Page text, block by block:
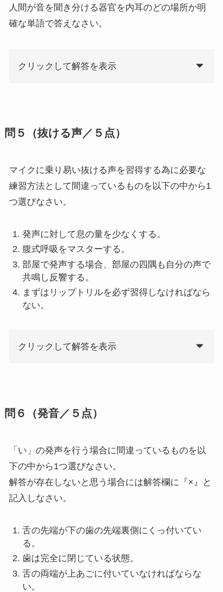
人間が音を聞き分ける器官を内耳のどの場所か明
確な単語で答えなさい。
クリックして解答を表示
問５（抜ける声／５点）
マイクに乗り易い抜ける声を習得する為に必要な
練習方法として間違っているものを以下の中から1
つ選びなさい。
発声に対して息の量を少なくする。
腹式呼吸をマスターする。
部屋で発声する場合、部屋の四隅も自分の声で
共鳴し反響する。
まずはリップトリルを必ず習得しなければなら
ない。
クリックして解答を表示
問６（発音／５点）
「い」の発声を行う場合に間違っているものを以
下の中から1つ選びなさい。
解答が存在しないと思う場合には解答欄に『×』と
記入しなさい。
舌の先端が下の歯の先端裏側にくっ付いてい
る。
歯は完全に閉じている状態。
舌の両端が上あごに付いていなければならな
い。